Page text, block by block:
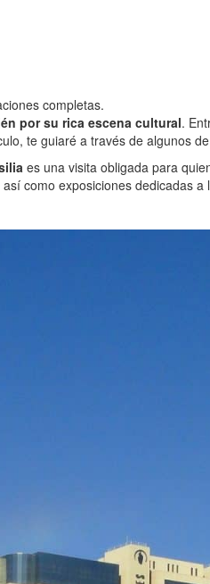
completas.
por su rica escena cultural.
te guiaré a través de algunos
es una visita obligada para
como exposiciones dedicadas a